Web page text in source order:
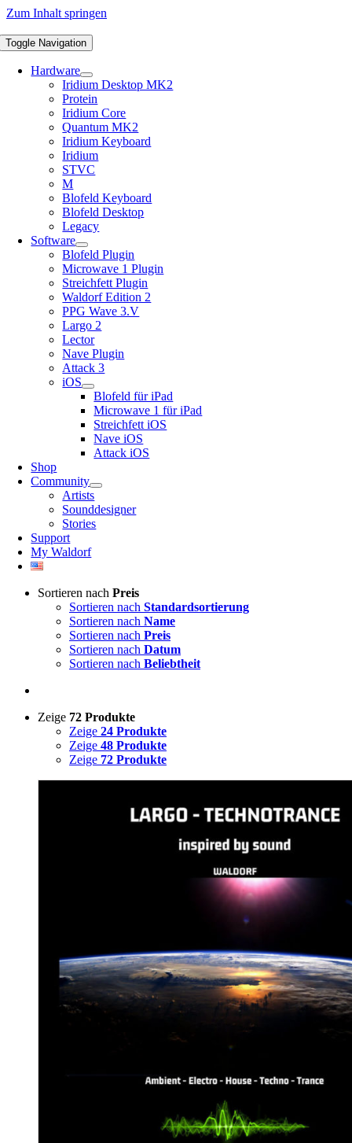
Zum Inhalt springen
Toggle Navigation
Hardware
Iridium Desktop MK2
Protein
Iridium Core
Quantum MK2
Iridium Keyboard
Iridium
STVC
M
Blofeld Keyboard
Blofeld Desktop
Legacy
Software
Blofeld Plugin
Microwave 1 Plugin
Streichfett Plugin
Waldorf Edition 2
PPG Wave 3.V
Largo 2
Lector
Nave Plugin
Attack 3
iOS
Blofeld für iPad
Microwave 1 für iPad
Streichfett iOS
Nave iOS
Attack iOS
Shop
Community
Artists
Sounddesigner
Stories
Support
My Waldorf
Sortieren nach Preis
Sortieren nach Standardsortierung
Sortieren nach Name
Sortieren nach Preis
Sortieren nach Datum
Sortieren nach Beliebtheit
Zeige 72 Produkte
Zeige 24 Produkte
Zeige 48 Produkte
Zeige 72 Produkte